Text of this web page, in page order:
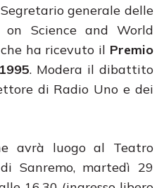
generale delle
on Science and World
ha ricevuto il Premio
. Modera il dibattito
di Radio Uno e dei
avrà luogo al Teatro
Sanremo, martedì 29